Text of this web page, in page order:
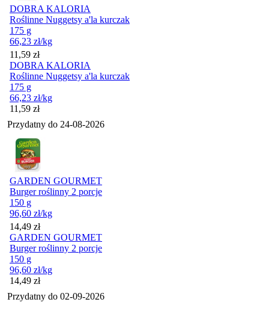
DOBRA KALORIA
Roślinne Nuggetsy a'la kurczak
175 g
66,23 zł/kg
Cena
11,59 zł
DOBRA KALORIA
Roślinne Nuggetsy a'la kurczak
175 g
66,23 zł/kg
Cena
11,59 zł
Przydatny do 24-08-2026
GARDEN GOURMET
Burger roślinny 2 porcje
150 g
96,60 zł/kg
Cena
14,49 zł
GARDEN GOURMET
Burger roślinny 2 porcje
150 g
96,60 zł/kg
Cena
14,49 zł
Przydatny do 02-09-2026